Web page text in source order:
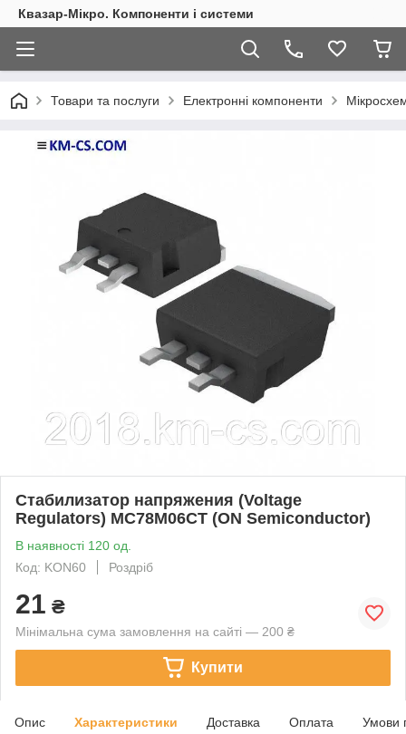
Квазар-Мікро. Компоненти і системи
Товари та послуги Електронні компоненти
Стабилизатор напряжения (Voltage
Regulators) MC78M06CT (ON Semiconductor)
В наявності 120 од.
Код: KON60
Роздріб
21 ₴
Мінімальна сума замовлення на сайті — 200 ₴
Купити
Опис Характеристики Доставка Оплата Умови